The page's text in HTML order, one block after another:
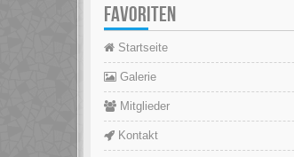
FAVORITEN
Startseite
Galerie
Mitglieder
Kontakt